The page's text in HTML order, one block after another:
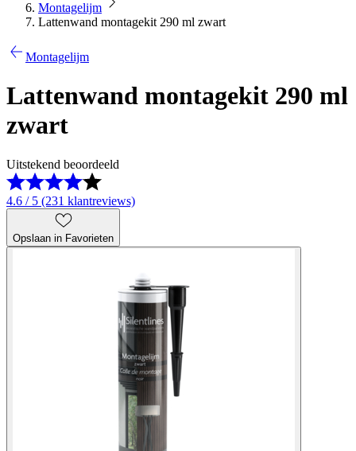
Montagelijm
Lattenwand montagekit 290 ml zwart
Montagelijm
Lattenwand montagekit 290 ml
zwart
Uitstekend beoordeeld
4.6 / 5 (231 klantreviews)
Opslaan in Favorieten